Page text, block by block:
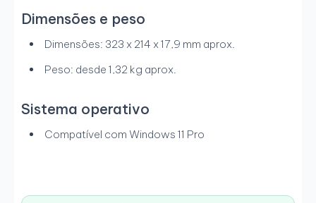
Dimensões e peso
Dimensões: 323 x 214 x 17,9 mm aprox.
Peso: desde 1,32 kg aprox.
Sistema operativo
Compatível com Windows 11 Pro